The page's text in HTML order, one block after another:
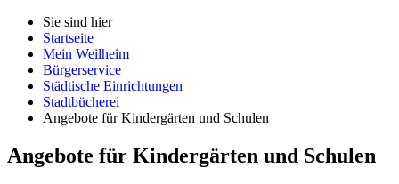
Sie sind hier
Startseite
Mein Weilheim
Bürgerservice
Städtische Einrichtungen
Stadtbücherei
Angebote für Kindergärten und Schulen
Angebote für Kindergärten und Schulen